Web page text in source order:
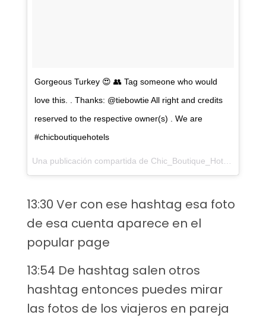
Gorgeous Turkey 😍 👥 Tag someone who would
love this. . Thanks: @tiebowtie All right and credits
reserved to the respective owner(s) . We are
#chicboutiquehotels
Una publicación compartida de Chic_Boutique_Hotel
13:30 Ver con ese hashtag esa foto
de esa cuenta aparece en el
popular page
13:54 De hashtag salen otros
hashtag entonces puedes mirar
las fotos de los viajeros en pareja